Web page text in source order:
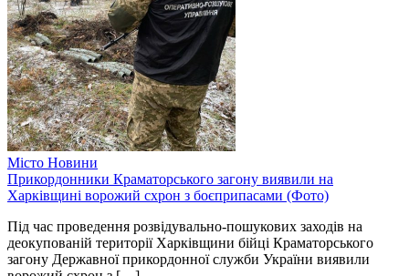
Місто Новини
Прикордонники Краматорського загону виявили на
Харківщині ворожий схрон з боєприпасами (Фото)
Під час проведення розвідувально-пошукових заходів на
деокупованій території Харківщини бійці Краматорського
загону Державної прикордонної служби України виявили